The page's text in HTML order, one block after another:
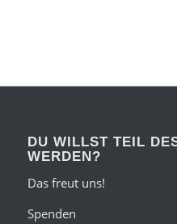
DU WILLST TEIL
WERDEN?
Das freut uns!
Spenden